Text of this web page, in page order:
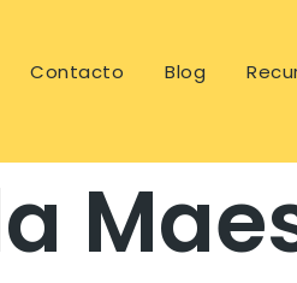
Contacto Blog